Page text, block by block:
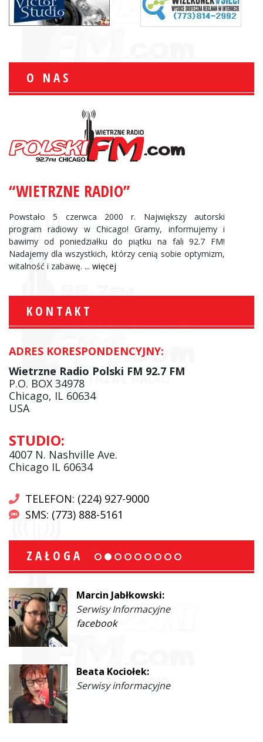
O NAS
“WIETRZNE RADIO”
Powstało 5 czerwca 2000 r. Największy autorski
program radiowy w Chicago! Gramy, informujemy i
bawimy od poniedziałku do piątku na fali 92.7 FM!
Nadajemy dla wszystkich, którzy cenią sobie optymizm,
witalność i zabawę. ... więcej
KONTAKT
ADRES KORESPONDENCYJNY:
Wietrzne Radio Polski FM 92.7 FM
P.O. BOX 34978
Chicago, IL 60634
USA
STUDIO:
4007 N. Nashville Ave.
Chicago IL 60634
TELEFON: (224) 927-9000
SMS: (773) 888-5161
ZAŁOGA
Marcin Jabłkowski:
Serwisy Informacyjne
facebook
Beata Kociołek:
Serwisy informacyjne